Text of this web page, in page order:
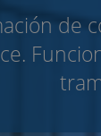
de